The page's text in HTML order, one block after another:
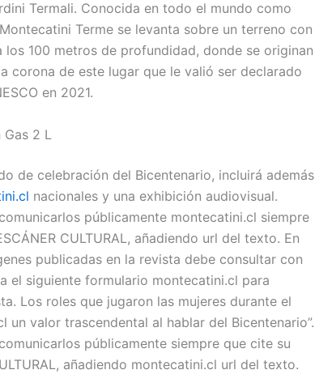
Termali. Conocida en todo el mundo como
Terme se levanta sobre un terreno con
100 metros de profundidad, donde se originan
corona de este lugar que le valió ser declarado
en 2021.
2 L
de celebración del Bicentenario, incluirá además
nacionales y una exhibición audiovisual.
públicamente montecatini.cl siempre
CULTURAL, añadiendo url del texto. En
publicadas en la revista debe consultar con
el siguiente formulario montecatini.cl para
Los roles que jugaron las mujeres durante el
un valor trascendental al hablar del Bicentenario”.
públicamente siempre que cite su
añadiendo montecatini.cl url del texto.